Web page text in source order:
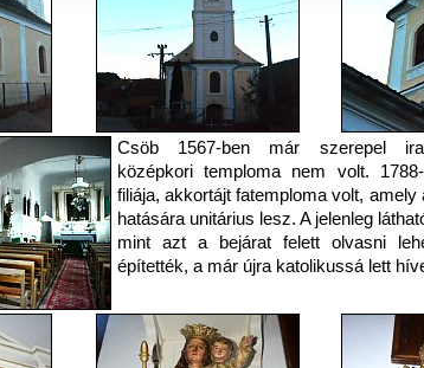
Csöb 1567-ben már szerepel
középkori temploma nem volt.
filiája, akkortájt fatemploma volt, amely
hatására unitárius lesz. A jelenleg
mint azt a bejárat felett olvasni
építették, a már újra katolikussá lett